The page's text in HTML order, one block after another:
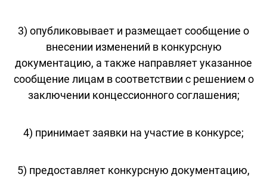
3) опубликовывает и размещает сообщение о
внесении изменений в конкурсную
документацию, а также направляет указанное
сообщение лицам в соответствии с решением о
заключении концессионного соглашения;
4) принимает заявки на участие в конкурсе;
5) предоставляет конкурсную документацию,